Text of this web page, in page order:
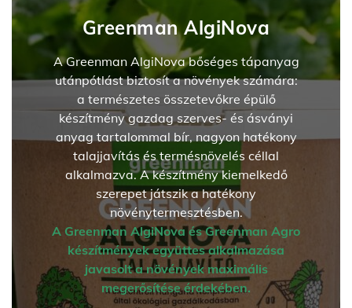
Greenman AlgiNova
A Greenman AlgiNova bőséges tápanyag
utánpótlást biztosít a növények számára:
a természetes összetevőkre épülő
készítmény gazdag szerves- és ásványi
anyag tartalommal bír, nagyon hatékony
talajjavítás és termésnövelés céllal
alkalmazva. A készítmény kiemelkedő
szerepet játszik a hatékony
növénytermesztésben.
A Greenman AlgiNova és Greenman Agro
készítmények együttes alkalmazása
javasolt a növények maximális
megerősítése érdekében.